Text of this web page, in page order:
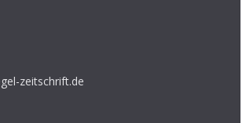
zeitschrift.de